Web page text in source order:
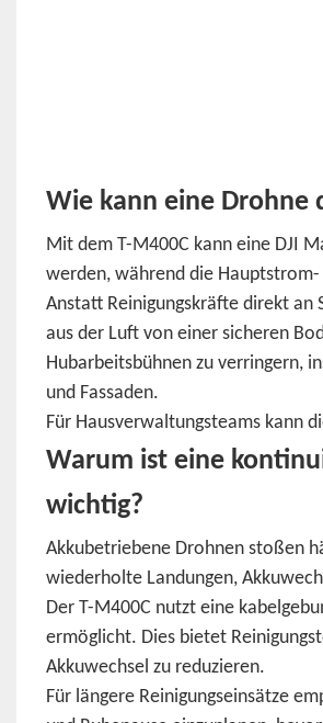
Wie kann eine Drohne
Mit dem T-M400C kann eine DJI
werden, während die
Anstatt Reinigungskräfte direkt an
aus der Luft von einer sicheren
Hubarbeitsbühnen zu verringern,
und Fassaden.
Für Hausverwaltungsteams kann
Warum ist eine
wichtig?
Akkubetriebene Drohnen stoßen
wiederholte Landungen,
Der T-M400C nutzt eine
ermöglicht. Dies bietet
Akkuwechsel zu reduzieren.
Für längere Reinigungseinsätze